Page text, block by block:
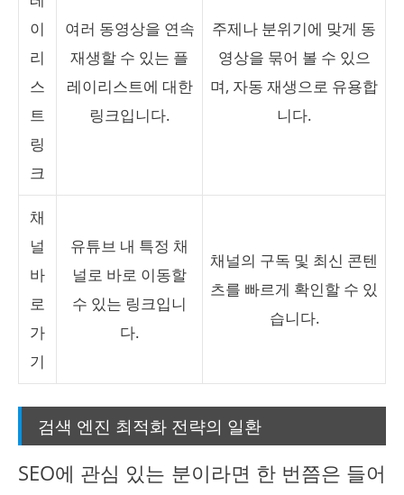
이
리
스
트
링
크
여러 동영상을 연속
재생할 수 있는 플
레이리스트에 대한
링크입니다.
주제나 분위기에 맞게 동
영상을 묶어 볼 수 있으
며, 자동 재생으로 유용합
니다.
채
널
바
로
가
기
유튜브 내 특정 채
널로 바로 이동할
수 있는 링크입니
다.
채널의 구독 및 최신 콘텐
츠를 빠르게 확인할 수 있
습니다.
검색 엔진 최적화 전략의 일환
SEO에 관심 있는 분이라면 한 번쯤은 들어